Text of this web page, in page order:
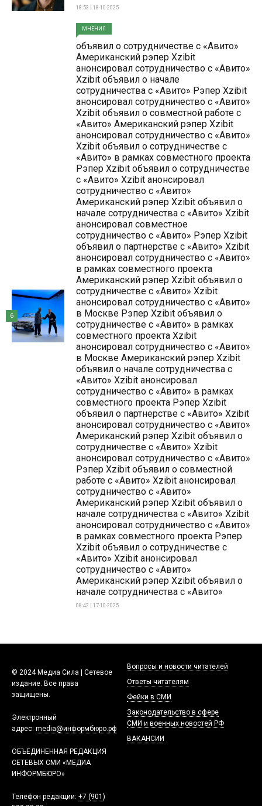
18:53 | 18-10-2025
МНЕНИЯ
объявил о сотрудничестве с «Авито»
Американский рэпер Xzibit
анонсировал сотрудничество с «Авито»
Xzibit объявил о начале
сотрудничества с «Авито» Рэпер Xzibit
анонсировал сотрудничество с «Авито»
Xzibit объявил о совместной работе с
«Авито» Американский рэпер Xzibit
анонсировал сотрудничество с «Авито»
Xzibit объявил о сотрудничестве с
«Авито» в рамках совместного проекта
Рэпер Xzibit объявил о сотрудничестве
с «Авито» Xzibit анонсировал
сотрудничество с «Авито»
Американский рэпер Xzibit объявил о
начале сотрудничества с «Авито» Xzibit
анонсировал совместное
сотрудничество с «Авито» Рэпер Xzibit
объявил о партнерстве с «Авито» Xzibit
анонсировал сотрудничество с «Авито»
в рамках совместного проекта
Американский рэпер Xzibit объявил о
сотрудничестве с «Авито» Xzibit
анонсировал сотрудничество с «Авито»
в Москве Рэпер Xzibit объявил о
сотрудничестве с «Авито» в рамках
совместного проекта Xzibit
анонсировал сотрудничество с «Авито»
в Москве Американский рэпер Xzibit
объявил о начале сотрудничества с
«Авито» Xzibit анонсировал
сотрудничество с «Авито» в рамках
совместного проекта Рэпер Xzibit
объявил о партнерстве с «Авито» Xzibit
анонсировал сотрудничество с «Авито»
Американский рэпер Xzibit объявил о
сотрудничестве с «Авито» Xzibit
анонсировал сотрудничество с «Авито»
Рэпер Xzibit объявил о совместной
работе с «Авито» Xzibit анонсировал
сотрудничество с «Авито»
Американский рэпер Xzibit объявил о
начале сотрудничества с «Авито» Xzibit
анонсировал сотрудничество с «Авито»
в рамках совместного проекта Рэпер
Xzibit объявил о сотрудничестве с
«Авито» Xzibit анонсировал
сотрудничество с «Авито»
Американский рэпер Xzibit объявил о
начале сотрудничества с «Авито»
08:42 | 17-10-2025
6
© 2024 Медиа Сила | Сетевое
издание. Все права
защищены.
Электронный
адрес: media@информбюро.рф
ОБЪЕДИНЕННАЯ РЕДАКЦИЯ
СЕТЕВЫХ СМИ «МЕДИА
ИНФОРМБЮРО»
Телефон редакции: +7 (901)
Вопросы и новости читателей
Ответы читателям
Фейки в СМИ
Законодательство в сфере
СМИ и военных новостей РФ
ВАКАНСИИ